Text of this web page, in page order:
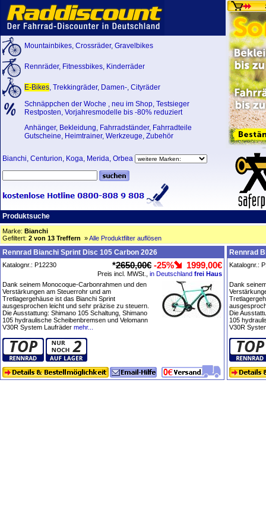
Mountainbikes, Crossräder, Gravelbikes
Rennräder, Fitnessbikes, Kinderräder
E-Bikes, Trekkingräder, Damen-, Cityräder
Schnäppchen der Woche , neu im Shop, Testsieger
Restposten, Vorjahresmodelle bis -80% reduziert
Anhänger, Bekleidung, Fahrradständer, Fahrradteile
Gutscheine, Heimtrainer, Werkzeuge, Zubehör
Bianchi, Centurion, Koga, Merida, Orbea
Produktsuche
Marke: Bianchi
Gefiltert: 2 von 13 Treffern »Alle Produktfilter auflösen
Rennrad Bianchi Sprint Disc 105 Carbon 2026
Katalognr.: P12230 *2650,00€ -25% 1999,00€
Preis incl. MWSt., in Deutschland frei Haus
Dank seinem Monocoque-Carbonrahmen und den
Verstärkungen am Steuerrohr und am
Tretlagergehäuse ist das Bianchi Sprint
ausgesprochen leicht und sehr präzise zu steuern.
Die Ausstattung: Shimano 105 Schaltung, Shimano
105 hydraulische Scheibenbremsen und Velomann
V30R System Laufräder mehr...
Rennrad
Katalognr.:
Dank
Die
105
V30R